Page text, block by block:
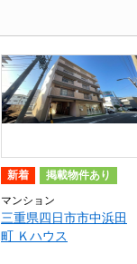
新着 掲載物件あり
マンション
三重県四日市市中浜田
町 Ｋハウス